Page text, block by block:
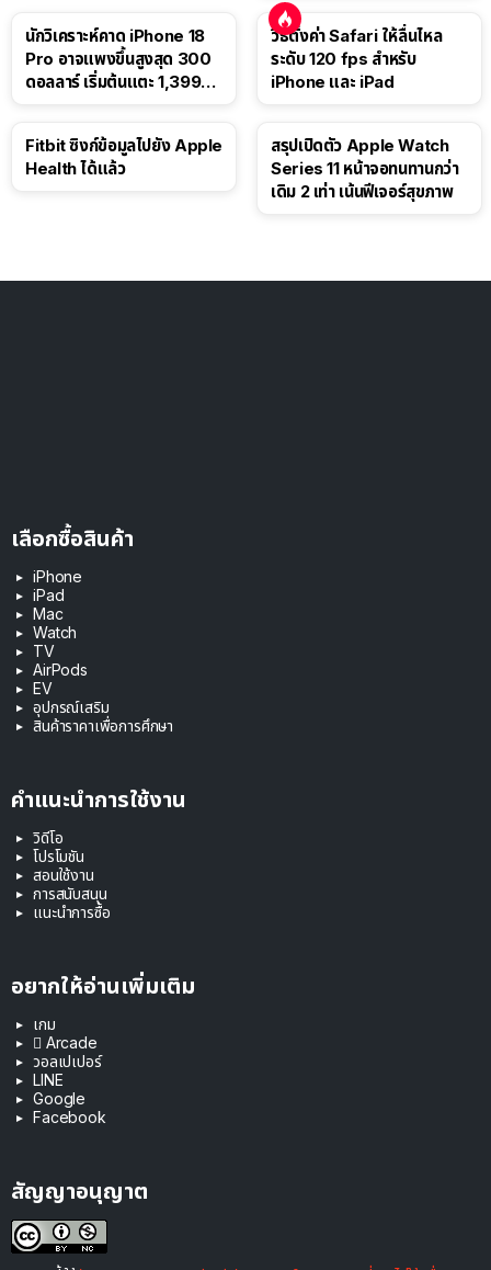
นักวิเคราะห์คาด iPhone 18
Pro อาจแพงขึ้นสูงสุด 300
ดอลลาร์ เริ่มต้นแตะ 1,399
วิธีตั้งค่า Safari ให้ลื่นไหล
ระดับ 120 fps สำหรับ
iPhone และ iPad
Fitbit ซิงก์ข้อมูลไปยัง Apple
Health ได้แล้ว
สรุปเปิดตัว Apple Watch
Series 11 หน้าจอทนทานกว่า
เดิม 2 เท่า เน้นฟีเจอร์สุขภาพ
เลือกซื้อสินค้า
iPhone
iPad
Mac
Watch
TV
AirPods
EV
อุปกรณ์เสริม
สินค้าราคาเพื่อการศึกษา
คำแนะนำการใช้งาน
วิดีโอ
โปรโมชัน
สอนใช้งาน
การสนับสนุน
แนะนำการซื้อ
อยากให้อ่านเพิ่มเติม
เกม
 Arcade
วอลเปเปอร์
LINE
Google
Facebook
สัญญาอนุญาต